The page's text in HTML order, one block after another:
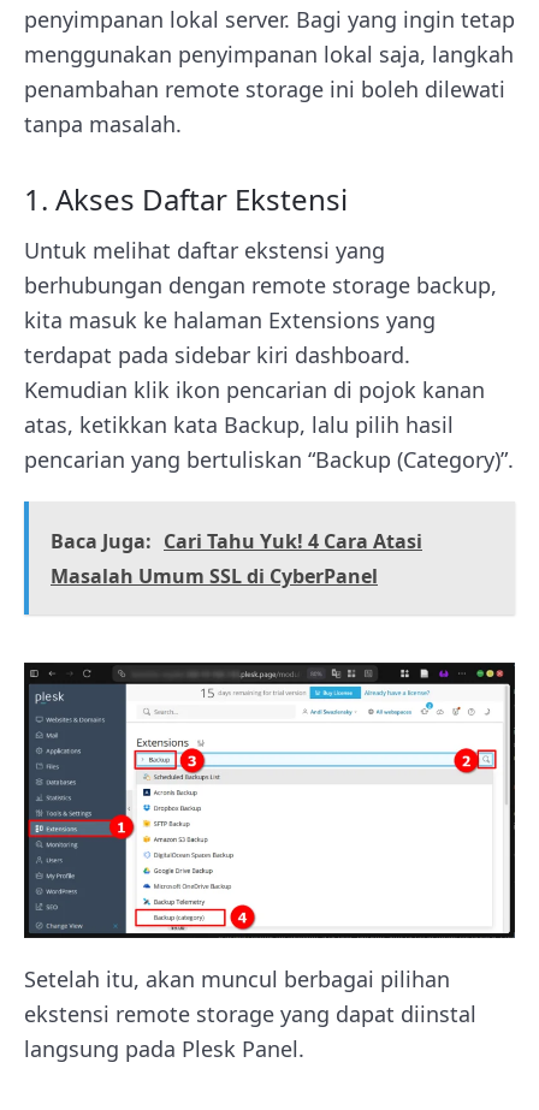
penyimpanan lokal server. Bagi yang ingin tetap
menggunakan penyimpanan lokal saja, langkah
penambahan remote storage ini boleh dilewati
tanpa masalah.
1. Akses Daftar Ekstensi
Untuk melihat daftar ekstensi yang
berhubungan dengan remote storage backup,
kita masuk ke halaman Extensions yang
terdapat pada sidebar kiri dashboard.
Kemudian klik ikon pencarian di pojok kanan
atas, ketikkan kata Backup, lalu pilih hasil
pencarian yang bertuliskan “Backup (Category)”.
Baca Juga: Cari Tahu Yuk! 4 Cara Atasi
Masalah Umum SSL di CyberPanel
Setelah itu, akan muncul berbagai pilihan
ekstensi remote storage yang dapat diinstal
langsung pada Plesk Panel.